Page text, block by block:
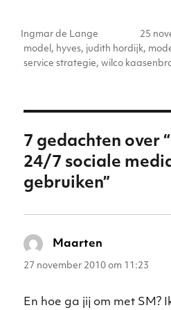
te
r
e
dI
ts
A
p
e
b
o
Auteur
Ingmar de Lange
op
25
model , hyves, judith hordijk,
service strategie,wilco
7 gedachten over
24/7 sociale
gebruiken”
Maarten
27 november 2010 om 11:23
En hoe ga jij om met SM?